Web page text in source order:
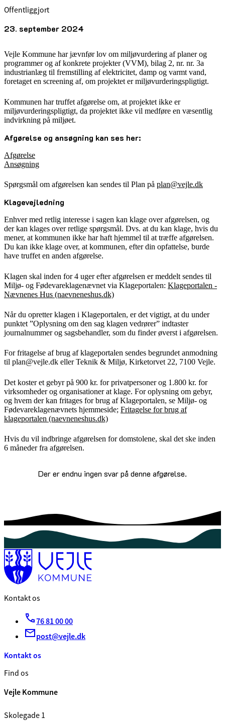
Offentliggjort
23. september 2024
Vejle Kommune har jævnfør lov om miljøvurdering af planer og
programmer og af konkrete projekter (VVM), bilag 2, nr. nr. 3a
industrianlæg til fremstilling af elektricitet, damp og varmt vand,
foretaget en screening af, om projektet er miljøvurderingspligtigt.
Kommunen har truffet afgørelse om, at projektet ikke er
miljøvurderingspligtigt, da projektet ikke vil medføre en væsentlig
indvirkning på miljøet.
Afgørelse og ansøgning kan ses her:
Afgørelse
Ansøgning
Spørgsmål om afgørelsen kan sendes til Plan på plan@vejle.dk
Klagevejledning
Enhver med retlig interesse i sagen kan klage over afgørelsen, og
der kan klages over retlige spørgsmål. Dvs. at du kan klage, hvis du
mener, at kommunen ikke har haft hjemmel til at træffe afgørelsen.
Du kan ikke klage over, at kommunen, efter din opfattelse, burde
have truffet en anden afgørelse.
Klagen skal inden for 4 uger efter afgørelsen er meddelt sendes til
Miljø- og Fødevareklagenævnet via Klageportalen: Klageportalen -
Nævnenes Hus (naevneneshus.dk)
Når du opretter klagen i Klageportalen, er det vigtigt, at du under
punktet ”Oplysning om den sag klagen vedrører” indtaster
journalnummer og sagsbehandler, som du finder øverst i afgørelsen.
For fritagelse af brug af klageportalen sendes begrundet anmodning
til plan@vejle.dk eller Teknik & Miljø, Kirketorvet 22, 7100 Vejle.
Det koster et gebyr på 900 kr. for privatpersoner og 1.800 kr. for
virksomheder og organisationer at klage. For oplysning om gebyr,
og hvem der kan fritages for brug af Klageportalen, se Miljø- og
Fødevareklagenævnets hjemmeside; Fritagelse for brug af
klageportalen (naevneneshus.dk)
Hvis du vil indbringe afgørelsen for domstolene, skal det ske inden
6 måneder fra afgørelsen.
Der er endnu ingen svar på denne afgørelse.
Kontakt os
76 81 00 00
post@vejle.dk
Kontakt os
Find os
Vejle Kommune
Skolegade 1